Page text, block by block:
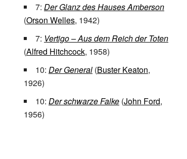
7: Der Glanz des Hauses Amberson
(Orson Welles, 1942)
7: Vertigo – Aus dem Reich der Toten
(Alfred Hitchcock, 1958)
10: Der General (Buster Keaton,
1926)
10: Der schwarze Falke (John Ford,
1956)